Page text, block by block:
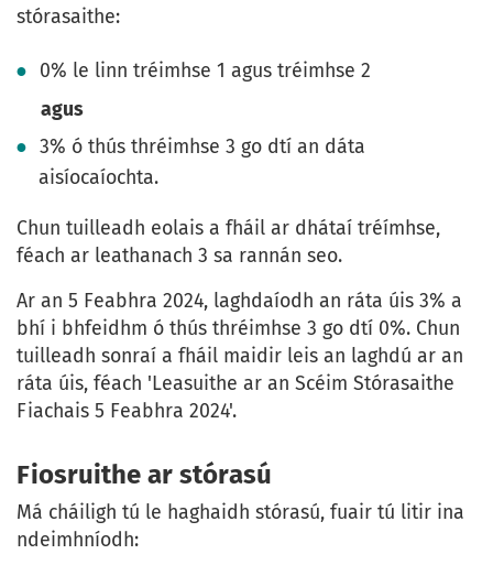
stórasaithe:
0% le linn tréimhse 1 agus tréimhse 2
agus
3% ó thús thréimhse 3 go dtí an dáta
aisíocaíochta.
Chun tuilleadh eolais a fháil ar dhátaí tréímhse,
féach ar leathanach 3 sa rannán seo.
Ar an 5 Feabhra 2024, laghdaíodh an ráta úis 3% a
bhí i bhfeidhm ó thús thréimhse 3 go dtí 0%. Chun
tuilleadh sonraí a fháil maidir leis an laghdú ar an
ráta úis, féach 'Leasuithe ar an Scéim Stórasaithe
Fiachais 5 Feabhra 2024'.
Fiosruithe ar stórasú
Má cháiligh tú le haghaidh stórasú, fuair tú litir ina
ndeimhníodh: